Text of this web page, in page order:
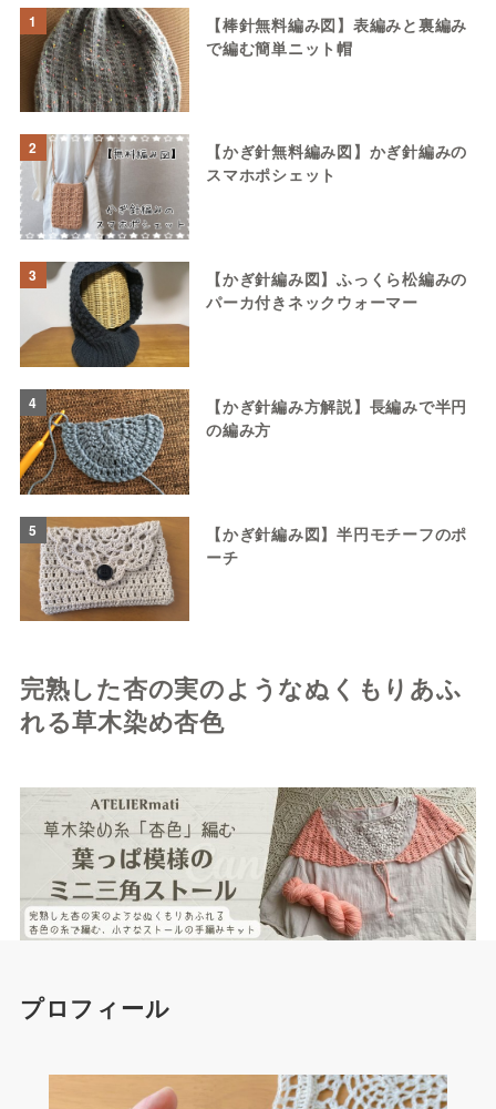
1
【棒針無料編み図】表編みと裏編み
で編む簡単ニット帽
2
【かぎ針無料編み図】かぎ針編みの
スマホポシェット
3
【かぎ針編み図】ふっくら松編みの
パーカ付きネックウォーマー
4
【かぎ針編み方解説】長編みで半円
の編み方
5
【かぎ針編み図】半円モチーフのポ
ーチ
完熟した杏の実のようなぬくもりあふ
れる草木染め杏色
プロフィール